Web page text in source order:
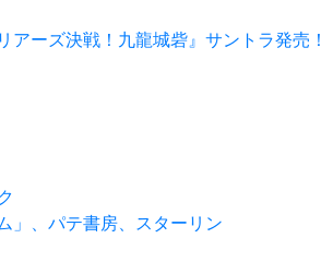
ーズ決戦！九龍城砦』サントラ発売！
」、パテ書房、スターリン